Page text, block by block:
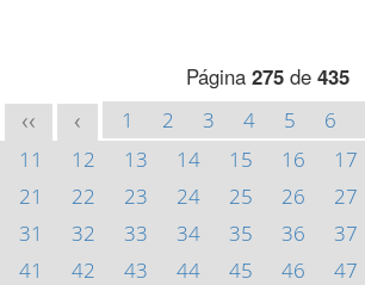
Página 275de 435
<< < 1 2 3 4 5 6
11
12 13 14 15 16 17
21
22 23 24 25 26 27
31
32 33 34 35 36 37
41
42 43 44 45 46 47